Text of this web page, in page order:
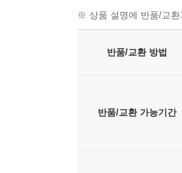
※ 상품 설명에 반품/교환
반품/교환 방법
반품/교환 가능기간